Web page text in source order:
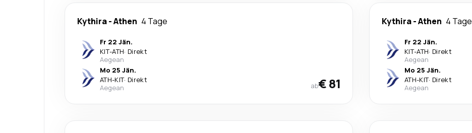
Kythira-Athen 4 Tage
Fr 22 Jän.
KIT-ATH· Direkt
Aegean
Mo 25 Jän.
ATH-KIT· Direkt
Aegean
ab€ 81
Kythira-Athen 4 Tage
Fr 22 Jän.
KIT-ATH· Direkt
Aegean
Mo 25 Jän.
ATH-KIT· Direkt
Aegean